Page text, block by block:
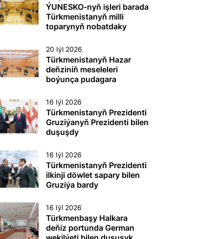
tehnogen heläkçilikleriň
öňüni almak we olary ýok
etmek boýunça
toplumlaýyn türgenleşik
ÝUNESKO-nyň işleri barada
Türkmenistanyň milli
toparynyň nobatdaky
20 Iýl 2026
Türkmenistanyň Hazar
deňziniň meseleleri
boýunça pudagara
mejlisi geçirildi
16 Iýl 2026
Türkmenistanyň Prezidenti
Gruziýanyň Prezidenti bilen
duşuşdy
16 Iýl 2026
Türkmenistanyň Prezidenti
ilkinji döwlet sapary bilen
Gruziýa bardy
16 Iýl 2026
Türkmenbaşy Halkara
deňiz portunda German